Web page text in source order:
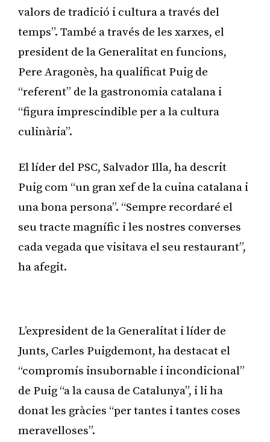
valors de tradició i cultura a través del
temps”. També a través de les xarxes, el
president de la Generalitat en funcions,
Pere Aragonès, ha qualificat Puig de
“referent” de la gastronomia catalana i
“figura imprescindible per a la cultura
culinària”.
El líder del PSC, Salvador Illa, ha descrit
Puig com “un gran xef de la cuina catalana i
una bona persona”. “Sempre recordaré el
seu tracte magnífic i les nostres converses
cada vegada que visitava el seu restaurant”,
ha afegit.
L’expresident de la Generalitat i líder de
Junts, Carles Puigdemont, ha destacat el
“compromís insubornable i incondicional”
de Puig “a la causa de Catalunya”, i li ha
donat les gràcies “per tantes i tantes coses
meravelloses”.